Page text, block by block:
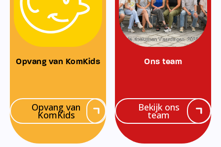
Opvang van KomKids
Opvang van
KomKids
Ons team
Bekijk ons
team